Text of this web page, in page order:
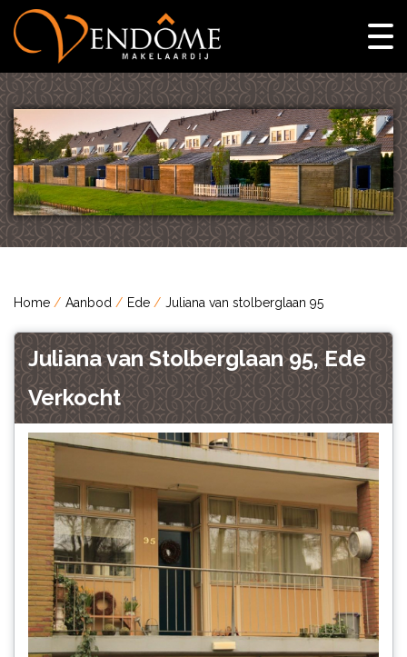
Home Aanbod Ede Juliana van stolberglaan 95
Juliana van Stolberglaan 95, Ede
Verkocht